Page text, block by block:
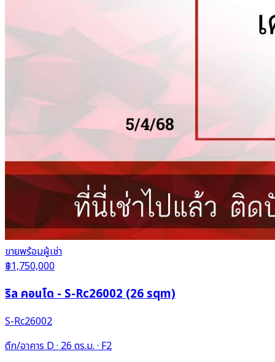
ขายพร้อมผู้เช่า
฿1,750,000
ริล คอนโด - S-Rc26002 (26 sqm)
S-Rc26002
ตึก/อาคาร D · 26 ตร.ม. · F2